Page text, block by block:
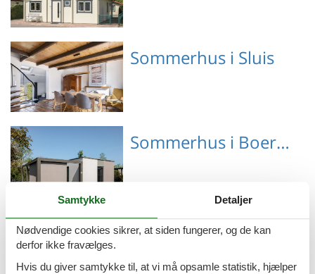
Emne nr.: 141-HZE069 Sommerhus i Sluis
NL4511.602.1
Sommerhus i Boerenhol
Emne nr.: 363-NL-4511-
21
Sommerhus i Zeeland
Samtykke Detaljer
Nødvendige cookies sikrer, at siden fungerer, og de kan
derfor ikke fravælges.
Hvis du giver samtykke til, at vi må opsamle statistik, hjælper